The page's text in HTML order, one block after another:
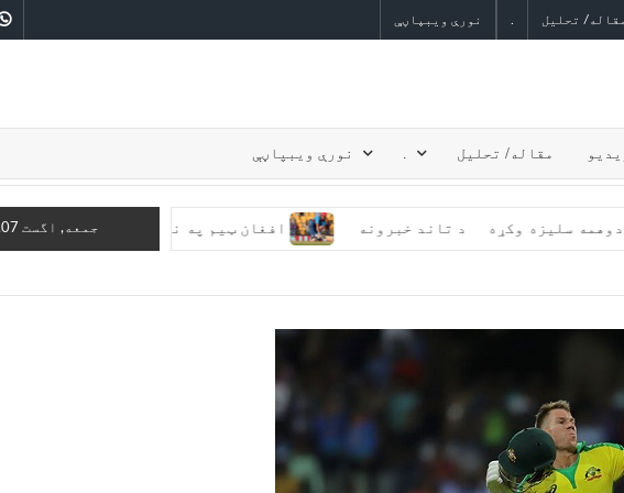
مقاله/ تحلیل نورې ویبپاڼې
مقاله/ تحلیل . نورې ویبپاڼې
افغان ټیم په نړیوال ۲۰ اوریز جام کې له انګلیستان سره مخامخ کېږي د تاند خبرونه کې دوهمه سلیزه وکړه جمعه, اگست 07, 2026